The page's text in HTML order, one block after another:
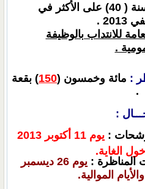
أربعون سنة ( 40) على الأكثر في
.
للانتداب بالوظيفة
.
: مائة وخمسون (150) بقعة
.
:
:
يوم 11 أكتوبر 2013
الغاية.
المناظرة : يوم 26 ديسمبر
والأيام الموالية.